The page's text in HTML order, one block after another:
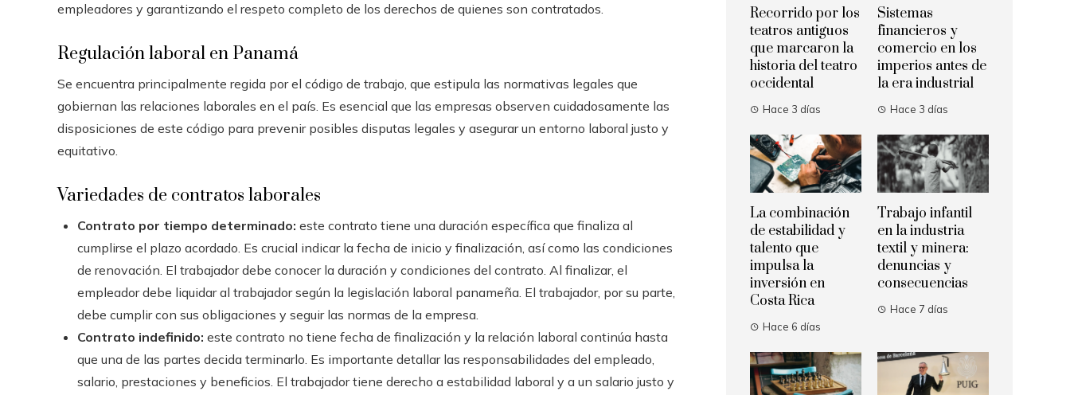
empleadores y garantizando el respeto completo de los derechos de quienes son contratados.
Regulación laboral en Panamá
Se encuentra principalmente regida por el código de trabajo, que estipula las normativas legales que
gobiernan las relaciones laborales en el país. Es esencial que las empresas observen cuidadosamente las
disposiciones de este código para prevenir posibles disputas legales y asegurar un entorno laboral justo y
equitativo.
Variedades de contratos laborales
Contrato por tiempo determinado: este contrato tiene una duración específica que finaliza al
cumplirse el plazo acordado. Es crucial indicar la fecha de inicio y finalización, así como las condiciones
de renovación. El trabajador debe conocer la duración y condiciones del contrato. Al finalizar, el
empleador debe liquidar al trabajador según la legislación laboral panameña. El trabajador, por su parte,
debe cumplir con sus obligaciones y seguir las normas de la empresa.
Contrato indefinido: este contrato no tiene fecha de finalización y la relación laboral continúa hasta
que una de las partes decida terminarlo. Es importante detallar las responsabilidades del empleado,
salario, prestaciones y beneficios. El trabajador tiene derecho a estabilidad laboral y a un salario justo y
Recorrido por los
teatros antiguos
que marcaron la
historia del teatro
occidental
Hace 3 días
Sistemas
financieros y
comercio en los
imperios antes de
la era industrial
Hace 3 días
La combinación
de estabilidad y
talento que
impulsa la
inversión en
Costa Rica
Hace 6 días
Trabajo infantil
en la industria
textil y minera:
denuncias y
consecuencias
Hace 7 días